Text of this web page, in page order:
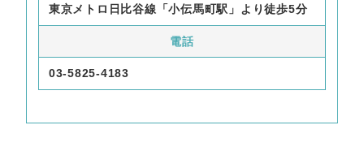
東京メトロ日比谷線「小伝馬町駅」より徒歩5分
電話
03-5825-4183